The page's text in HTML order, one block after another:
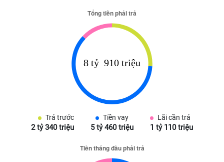
Trả trước
2 tỷ 340 triệu
Tiền vay
5 tỷ 460 triệu
Lãi cần trả
1 tỷ 110 triệu